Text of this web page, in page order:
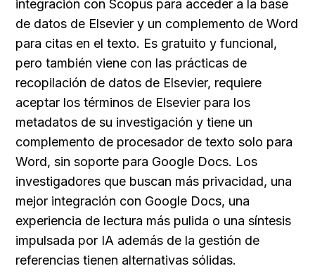
integración con Scopus para acceder a la base
de datos de Elsevier y un complemento de Word
para citas en el texto. Es gratuito y funcional,
pero también viene con las prácticas de
recopilación de datos de Elsevier, requiere
aceptar los términos de Elsevier para los
metadatos de su investigación y tiene un
complemento de procesador de texto solo para
Word, sin soporte para Google Docs. Los
investigadores que buscan más privacidad, una
mejor integración con Google Docs, una
experiencia de lectura más pulida o una síntesis
impulsada por IA además de la gestión de
referencias tienen alternativas sólidas.